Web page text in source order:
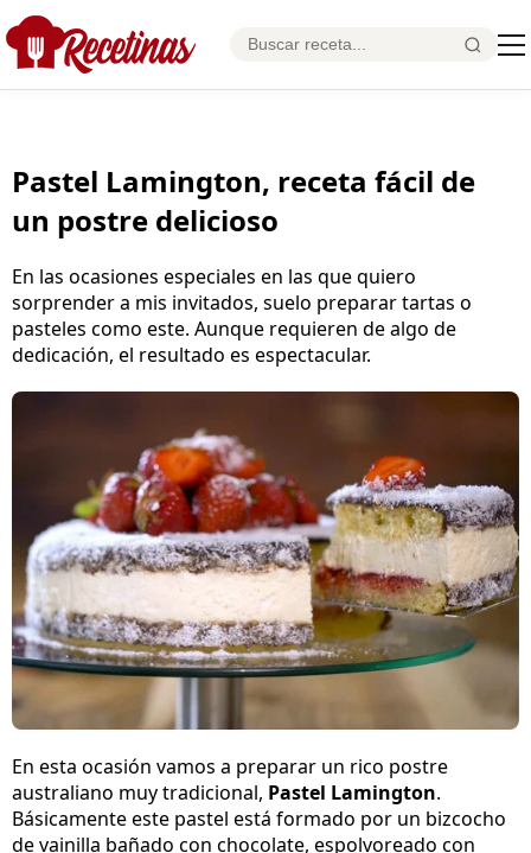
Pastel Lamington, receta fácil de
un postre delicioso
En las ocasiones especiales en las que quiero
sorprender a mis invitados, suelo preparar tartas o
pasteles como este. Aunque requieren de algo de
dedicación, el resultado es espectacular.
En esta ocasión vamos a preparar un rico postre
australiano muy tradicional, Pastel Lamington.
Básicamente este pastel está formado por un bizcocho
de vainilla bañado con chocolate, espolvoreado con